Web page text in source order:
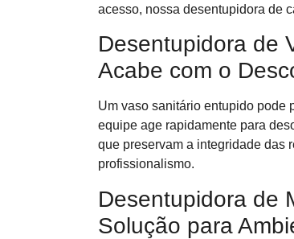
acesso, nossa desentupidora de
Desentupidora de
Acabe com o
Um vaso sanitário entupido pode
equipe age rapidamente para
que preservam a integridade das
profissionalismo.
Desentupidora de
Solução para